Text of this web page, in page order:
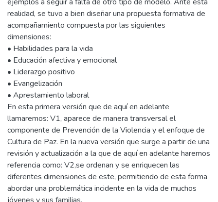
realidad, se tuvo a bien diseñar una propuesta formativa de
acompañamiento compuesta por las siguientes
dimensiones:
• Habilidades para la vida
• Educación afectiva y emocional
• Liderazgo positivo
• Evangelización
• Aprestamiento laboral
En esta primera versión que de aquí en adelante
llamaremos: V1, aparece de manera transversal el
componente de Prevención de la Violencia y el enfoque de
Cultura de Paz. En la nueva versión que surge a partir de una
revisión y actualización a la que de aquí en adelante haremos
referencia como: V2,se ordenan y se enriquecen las
diferentes dimensiones de este, permitiendo de esta forma
abordar una problemática incidente en la vida de muchos